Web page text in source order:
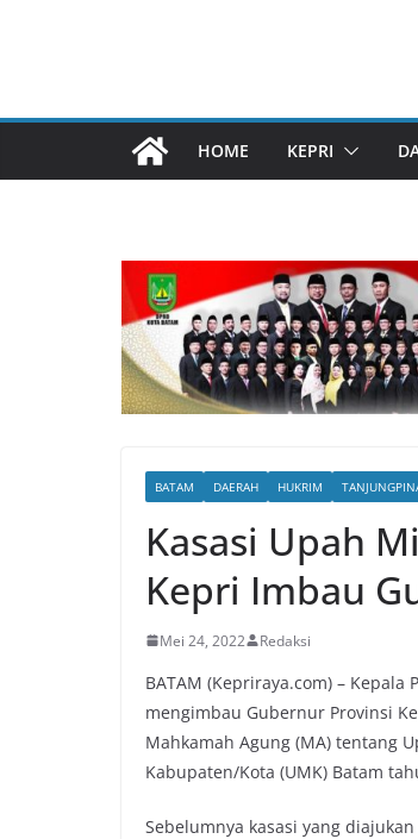
HOME KEPRI
BATAM DAERAH HUKRIM
Kasasi Upah
Kepri Imbau
Mei 24, 2022 Redaksi
BATAM (Kepriraya.com) –
mengimbau Gubernur Provinsi
Mahkamah Agung (MA) tentang
Kabupaten/Kota (UMK) Batam
Sebelumnya kasasi yang